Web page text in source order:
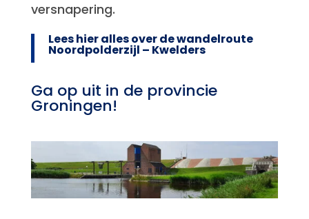
versnapering.
Lees hier alles over de wandelroute
Noordpolderzijl – Kwelders
Ga op uit in de provincie
Groningen!